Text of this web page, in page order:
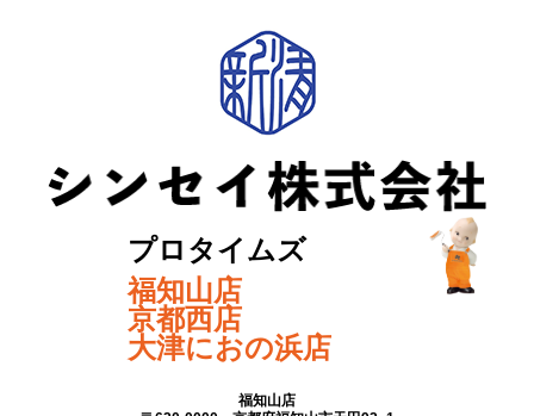
プロタイムズ
福知山店
京都西店
大津におの浜店
福知山店